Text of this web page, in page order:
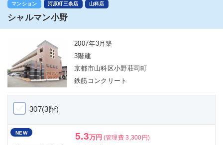
マンション 河原町三条店 山科店
シャルマン小野
2007年3月築
3階建
京都市山科区小野荘司町
鉄筋コンクリート
307(3階)
NEW 5.3万円 (管理費 3,300円)